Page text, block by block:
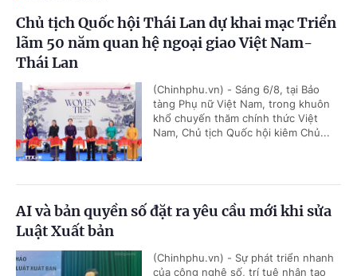
Chủ tịch Quốc hội Thái Lan dự khai mạc Triển
lãm 50 năm quan hệ ngoại giao Việt Nam-
Thái Lan
(Chinhphu.vn) - Sáng 6/8, tại Bảo
tàng Phụ nữ Việt Nam, trong khuôn
khổ chuyến thăm chính thức Việt
Nam, Chủ tịch Quốc hội kiêm Chủ...
AI và bản quyền số đặt ra yêu cầu mới khi sửa
Luật Xuất bản
(Chinhphu.vn) - Sự phát triển nhanh
của công nghệ số, trí tuệ nhân tạo